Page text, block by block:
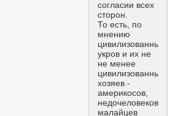
согласии всех
сторон.
То есть, по
мнению
цивилизованных
укров и их не
не менее
цивилизованных
хозяев -
америкосов,
недочеловеков
малайцев